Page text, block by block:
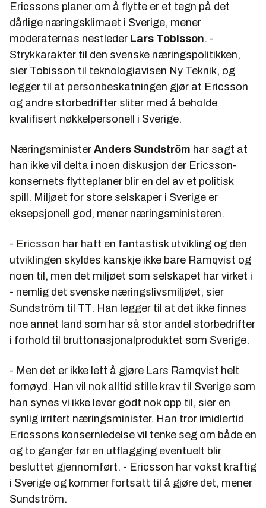
Ericssons planer om å flytte er et tegn på det
dårlige næringsklimaet i Sverige, mener
moderaternas nestleder Lars Tobisson. -
Strykkarakter til den svenske næringspolitikken,
sier Tobisson til teknologiavisen Ny Teknik, og
legger til at personbeskatningen gjør at Ericsson
og andre storbedrifter sliter med å beholde
kvalifisert nøkkelpersonell i Sverige.
Næringsminister Anders Sundström har sagt at
han ikke vil delta i noen diskusjon der Ericsson-
konsernets flytteplaner blir en del av et politisk
spill. Miljøet for store selskaper i Sverige er
eksepsjonell god, mener næringsministeren.
- Ericsson har hatt en fantastisk utvikling og den
utviklingen skyldes kanskje ikke bare Ramqvist og
noen til, men det miljøet som selskapet har virket i
- nemlig det svenske næringslivsmiljøet, sier
Sundström til TT. Han legger til at det ikke finnes
noe annet land som har så stor andel storbedrifter
i forhold til bruttonasjonalproduktet som Sverige.
- Men det er ikke lett å gjøre Lars Ramqvist helt
fornøyd. Han vil nok alltid stille krav til Sverige som
han synes vi ikke lever godt nok opp til, sier en
synlig irritert næringsminister. Han tror imidlertid
Ericssons konsernledelse vil tenke seg om både en
og to ganger før en utflagging eventuelt blir
besluttet gjennomført. - Ericsson har vokst kraftig
i Sverige og kommer fortsatt til å gjøre det, mener
Sundström.